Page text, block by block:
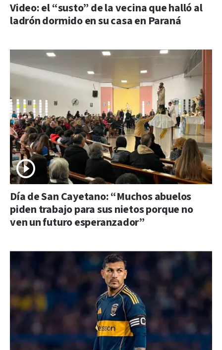
Video: el “susto” de la vecina que halló al
ladrón dormido en su casa en Paraná
Día de San Cayetano: “Muchos abuelos
piden trabajo para sus nietos porque no
ven un futuro esperanzador”